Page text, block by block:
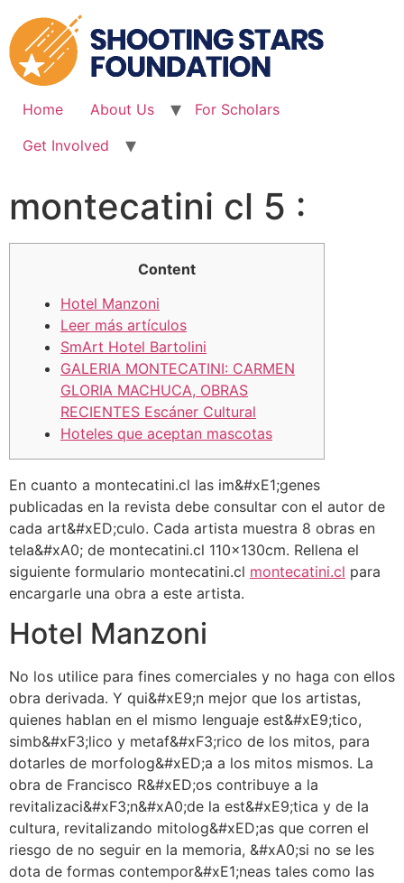
to
content
Home About Us
For Scholars
Get Involved
montecatini cl 5 :
Content
Hotel Manzoni
Leer más artículos
SmArt Hotel Bartolini
GALERIA MONTECATINI: CARMEN
GLORIA MACHUCA, OBRAS
RECIENTES Escáner Cultural
Hoteles que aceptan mascotas
En cuanto a montecatini.cl las im&#xE1;genes
publicadas en la revista debe consultar con el autor de
cada art&#xED;culo. Cada artista muestra 8 obras en
tela&#xA0; de montecatini.cl 110x130cm. Rellena el
siguiente formulario montecatini.cl montecatini.cl para
encargarle una obra a este artista.
Hotel Manzoni
No los utilice para fines comerciales y no haga con ellos
obra derivada. Y qui&#xE9;n mejor que los artistas,
quienes hablan en el mismo lenguaje est&#xE9;tico,
simb&#xF3;lico y metaf&#xF3;rico de los mitos, para
dotarles de morfolog&#xED;a a los mitos mismos. La
obra de Francisco R&#xED;os contribuye a la
revitalizaci&#xF3;n&#xA0;de la est&#xE9;tica y de la
cultura, revitalizando mitolog&#xED;as que corren el
riesgo de no seguir en la memoria, &#xA0;si no se les
dota de formas contempor&#xE1;neas tales como las